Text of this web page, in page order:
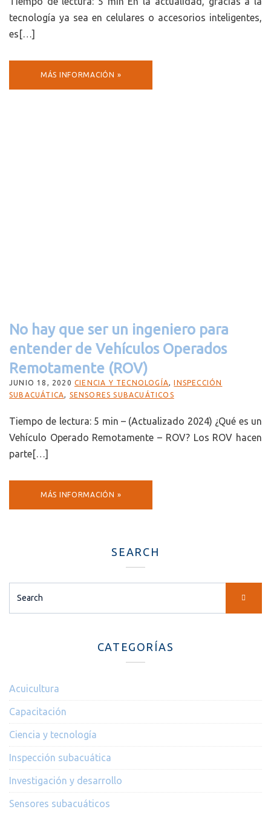
tecnología ya sea en celulares o accesorios inteligentes,
es[…]
MÁS INFORMACIÓN »
No hay que ser un ingeniero para
entender de Vehículos Operados
Remotamente (ROV)
JUNIO 18, 2020 CIENCIA Y TECNOLOGÍA,INSPECCIÓN
SUBACUÁTICA, SENSORES SUBACUÁTICOS
Tiempo de lectura: 5 min – (Actualizado 2024) ¿Qué es un
Vehículo Operado Remotamente – ROV? Los ROV hacen
parte[…]
MÁS INFORMACIÓN »
SEARCH
for:
CATEGORÍAS
Acuicultura
Capacitación
Ciencia y tecnología
Inspección subacuática
Investigación y desarrollo
Sensores subacuáticos